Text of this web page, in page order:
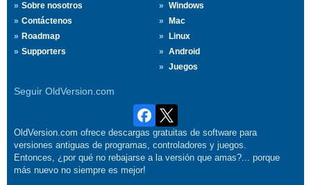
Sobre nosotros
Contáctenos
Roadmap
Supporters
Windows
Mac
Linux
Android
Juegos
Seguir OldVersion.com
OldVersion.com ofrece descargas gratuitas de software para
versiones antiguas de programas, controladores y juegos.
Entonces, ¿por qué no rebajarse a la versión que amas?... porque
más nuevo no siempre es mejor!